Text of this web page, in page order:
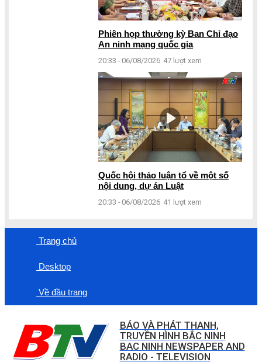
Phiên họp thường kỳ Ban Chỉ đạo
An ninh mạng quốc gia
20:33 - 06/08/2026 47 lượt xem
Quốc hội thảo luận tổ về một số
nội dung, dự án Luật
20:33 - 06/08/2026 41 lượt xem
Trang chủ
Desktop
Về đầu trang
BÁO VÀ PHÁT THANH,
TRUYỀN HÌNH BẮC NINH
BAC NINH NEWSPAPER AND
RADIO - TELEVISION